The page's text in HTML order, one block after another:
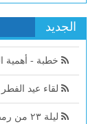
الجديد
خطبة - أهمية
لقاء عيد الفطر لعام
ليلة ٢٣ من رمضان من أرجى الليالي أن تكون ليلة القدر